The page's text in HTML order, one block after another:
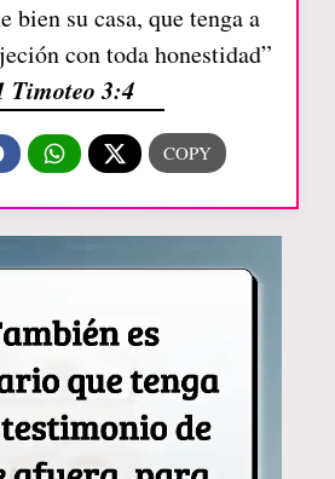
bien su casa, que tenga a
con toda honestidad”
Timoteo 3:4